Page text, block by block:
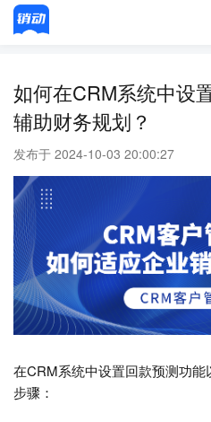
如何在CRM系统中设
辅助财务规划？
发布于 2024-10-03 20:00:27
在CRM系统中设置回款预测功
步骤：